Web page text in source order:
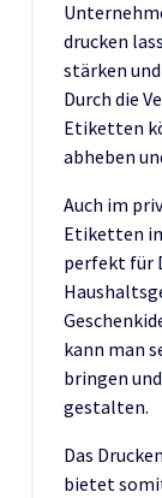
drucken
stärken
Durch die
Etiketten
abheben
Auch im
Etiketten
perfekt für
kann man
bringen
gestalten.
Das
bietet